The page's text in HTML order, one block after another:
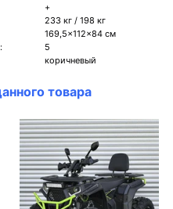
+
233 кг / 198 кг
169,5x112x84 см
5
коричневый
товара